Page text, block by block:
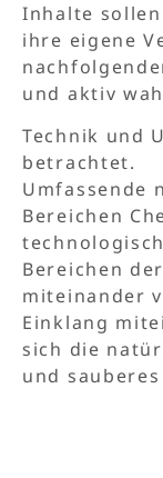
Inhalte
ihre eigene
und aktiv
Technik und
betrachtet.
Umfassende
Bereichen
Bereichen
miteinander
Einklang
sich die
und